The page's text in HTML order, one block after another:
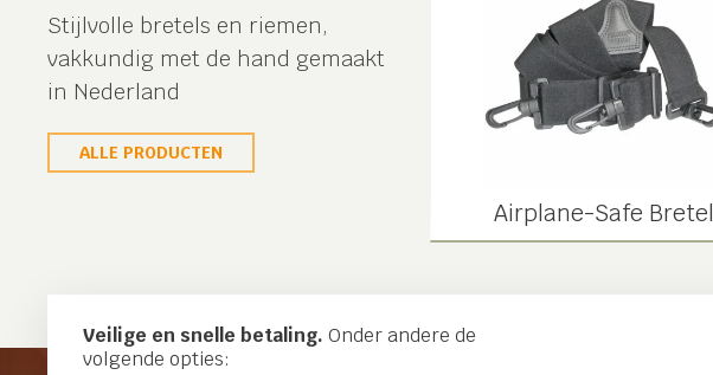
Stijlvolle bretels en riemen,
vakkundig met de hand gemaakt
in Nederland
ALLE PRODUCTEN
Airplane-Safe Bretel
Veilige en snelle betaling. Onder andere de
volgende opties: